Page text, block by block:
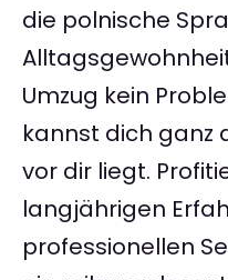
die polnische
Umzug kein
kannst dich ganz
vor dir liegt.
langjährigen
professionellen